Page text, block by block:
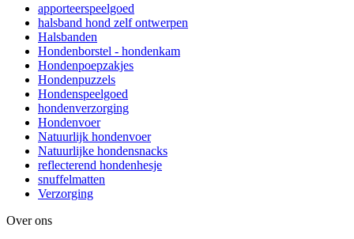
apporteerspeelgoed
halsband hond zelf ontwerpen
Halsbanden
Hondenborstel - hondenkam
Hondenpoepzakjes
Hondenpuzzels
Hondenspeelgoed
hondenverzorging
Hondenvoer
Natuurlijk hondenvoer
Natuurlijke hondensnacks
reflecterend hondenhesje
snuffelmatten
Verzorging
Over ons